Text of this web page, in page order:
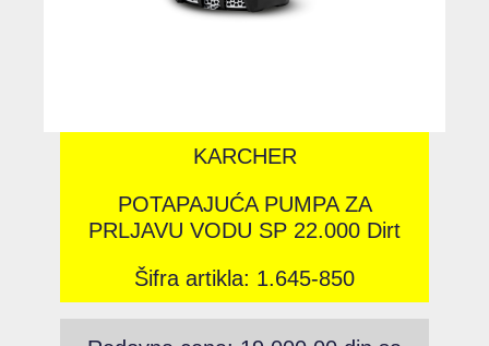
KARCHER
POTAPAJUĆA PUMPA ZA
PRLJAVU VODU SP 22.000 Dirt
Šifra artikla: 1.645-850